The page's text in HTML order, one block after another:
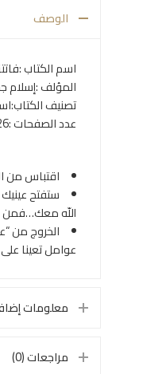
الوصف
اسم الكتاب
المؤلف :إسلام
تصنيف
عدد الصفحات :226.
اقتباس من
ستفتح
اللّه معك…فمن
الخروج من
عوامل تعينا
معلومات
مراجعات (0)